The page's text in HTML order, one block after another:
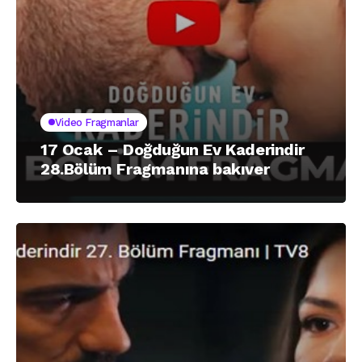
Video Fragmanlar
17 Ocak – Doğduğun Ev Kaderindir
28.Bölüm Fragmanına bakıver